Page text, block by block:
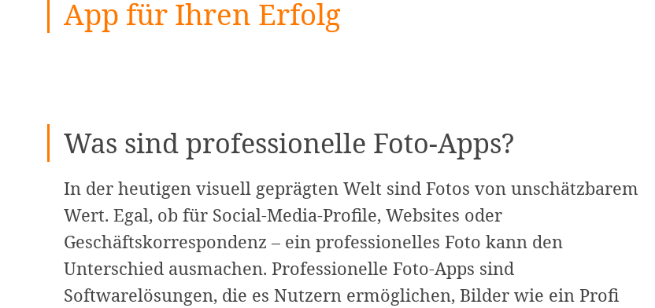
App für Ihren Erfolg
Was sind professionelle Foto-Apps?
In der heutigen visuell geprägten Welt sind Fotos von unschätzbarem
Wert. Egal, ob für Social-Media-Profile, Websites oder
Geschäftskorrespondenz – ein professionelles Foto kann den
Unterschied ausmachen. Professionelle Foto-Apps sind
Softwarelösungen, die es Nutzern ermöglichen, Bilder wie ein Profi